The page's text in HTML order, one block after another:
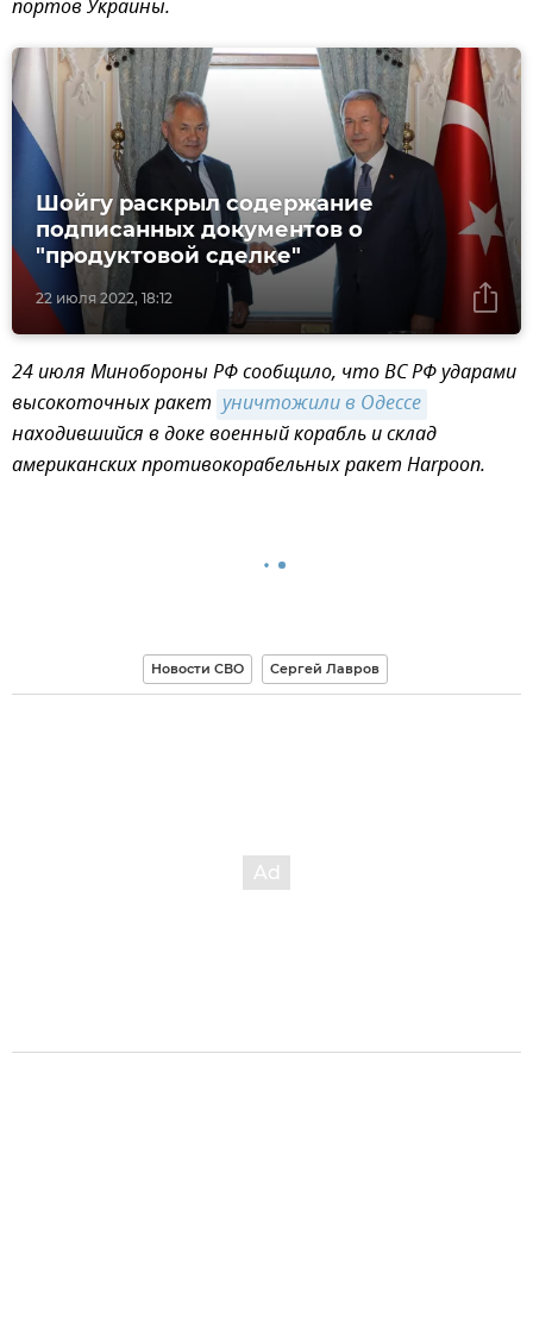
портов Украины.
22 июля 2022, 18:12
Шойгу раскрыл содержание
подписанных документов о
"продуктовой сделке"
24 июля Минобороны РФ сообщило, что ВС РФ ударами
высокоточных ракет уничтожили в Одессе
находившийся в доке военный корабль и склад
американских противокорабельных ракет Harpoon.
Новости СВО Сергей Лавров